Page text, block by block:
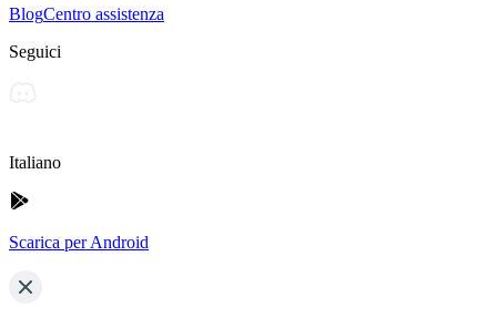
BlogCentro assistenza
Seguici
Italiano
Scarica per Android